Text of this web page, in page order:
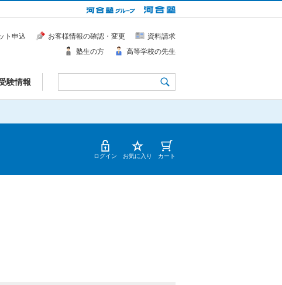
験情報
ト申込 お客様情報の確認・変更
資料請求
塾生の方
高等学校の先生
ログイン お気に入り カート